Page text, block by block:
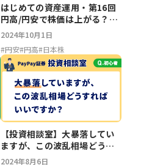
はじめての資産運用・第16回
円高/円安で株価は上がる？下
がる？
2024年10月1日
#円安#円高#日本株
【投資相談室】大暴落してい
ますが、この波乱相場どうす
ればいいですか？
2024年8月6日